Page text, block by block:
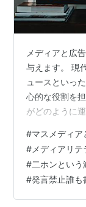
メディアと広
与えます。 現
ュースといっ
心的な役割を
がどのように
ディアの主要
内容や私たち
す。 広告は単
者の意識を形
を及ぼすこと
#マスメディア
# メディアリテ
#二ホンとい
#発言禁止誰も